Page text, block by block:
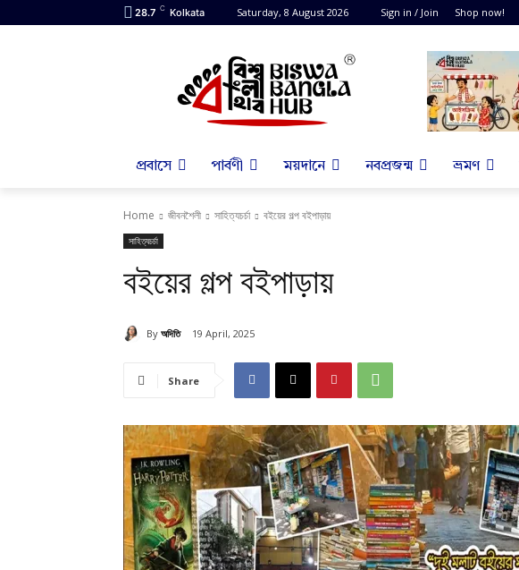
28.7 C Kolkata Saturday, 8 August 2026 Sign in / Join Shop now!
প্রবাসে পার্বণী ময়দানে নবপ্রজন্ম ভ্রমণ
Home জীবনশৈলী সাহিত্যচর্চা বইয়ের গল্প বইপাড়ায়
সাহিত্যচর্চা
বইয়ের গল্প বইপাড়ায়
By অদিতি 19 April, 2025
Share